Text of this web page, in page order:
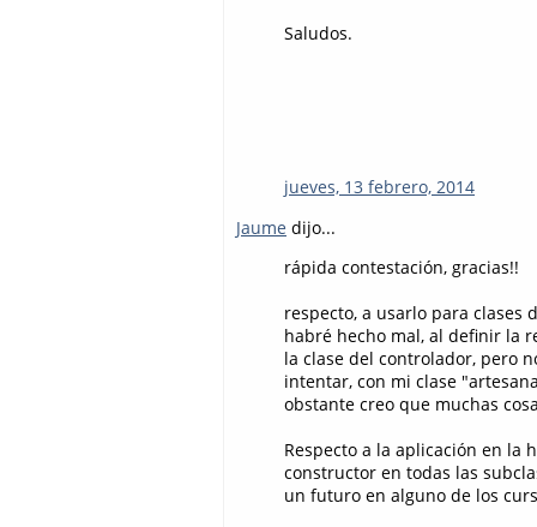
Saludos.
jueves, 13 febrero, 2014
Jaume dijo...
rápida contestación, gracias!!
respecto, a usarlo para clases
habré hecho mal, al definir la
la clase del controlador, pero
intentar, con mi clase
obstante creo que muchas
Respecto a la aplicación en la
constructor en todas las
un futuro en alguno de los